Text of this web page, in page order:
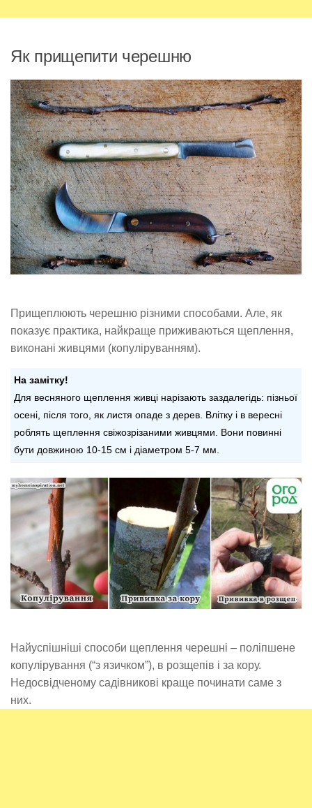
Як прищепити черешню
Прищеплюють черешню різними способами. Але, як
показує практика, найкраще приживаються щеплення,
виконані живцями (копуліруванням).
На замітку!
Для весняного щеплення живці нарізають заздалегідь: пізньої
осені, після того, як листя опаде з дерев. Влітку і в вересні
роблять щеплення свіжозрізаними живцями. Вони повинні
бути довжиною 10-15 см і діаметром 5-7 мм.
Найуспішніші способи щеплення черешні – поліпшене
копулірування (“з язичком”), в розщепів і за кору.
Недосвідченому садівникові краще починати саме з
них.